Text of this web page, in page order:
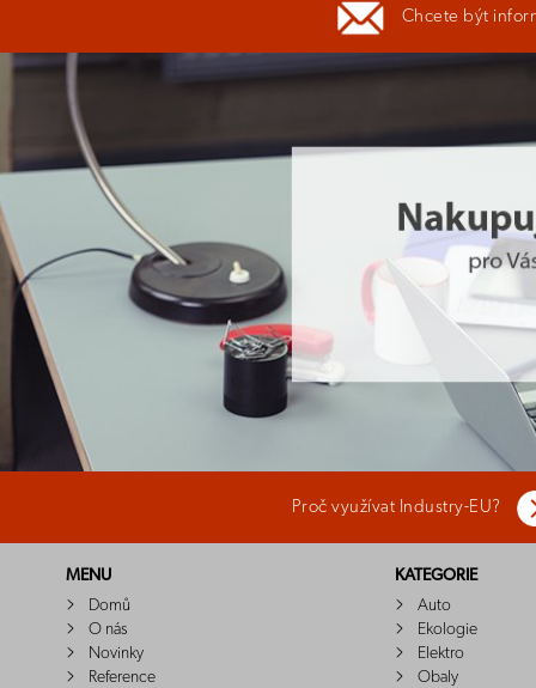
Chcete být
Proč využívat Industry-EU?
MENU
Domů
O nás
Novinky
Reference
KATEGORIE
Auto
Ekologie
Elektro
Obaly